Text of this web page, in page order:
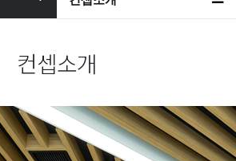
컨셉소개